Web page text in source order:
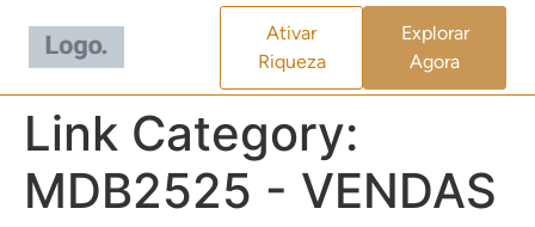
Ativar
Riqueza
Explorar
Agora
Link Category:
MDB2525 - VENDAS